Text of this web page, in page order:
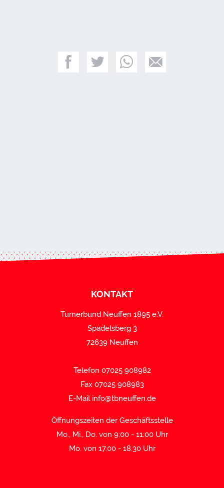
KONTAKT
Turnerbund Neuffen 1895 e.V.
Spadelsberg 3
72639 Neuffen
Telefon 07025 908982
Fax 07025 908983
E-Mail info@tbneuffen.de
Öffnungszeiten der Geschäftsstelle
Mo., Mi., Do. von 9:00 - 11:00 Uhr
Mo. von 17.00 - 18.30 Uhr